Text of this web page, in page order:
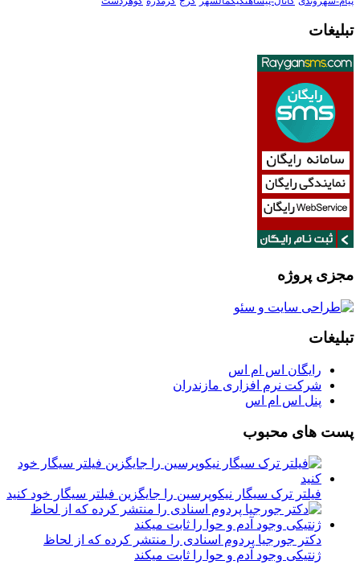
تبلیغات
مجزی پروژه
تبلیغات
رایگان اس ام اس
شرکت نرم افزاری مازندران
پنل اس ام اس
پست های محبوب
فیلتر ترک سیگار نیکوپرسین را جایگزین فیلتر سیگار خود کنید
دکتر جورجیا پردوم اسنادی را منتشر کرده که از لحاظ
ژنتیکی وجود آدم و حوا را ثابت میکند